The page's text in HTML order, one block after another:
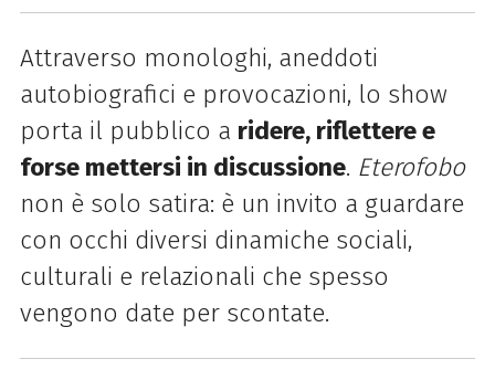
Attraverso monologhi, aneddoti
autobiografici e provocazioni, lo show
porta il pubblico a ridere, riflettere e
forse mettersi in discussione. Eterofobo
non è solo satira: è un invito a guardare
con occhi diversi dinamiche sociali,
culturali e relazionali che spesso
vengono date per scontate.